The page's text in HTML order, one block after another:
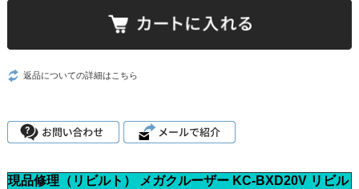
返品についての詳細はこちら
現品修理（リビルト） メガクルーザー KC-BXD20V リビル